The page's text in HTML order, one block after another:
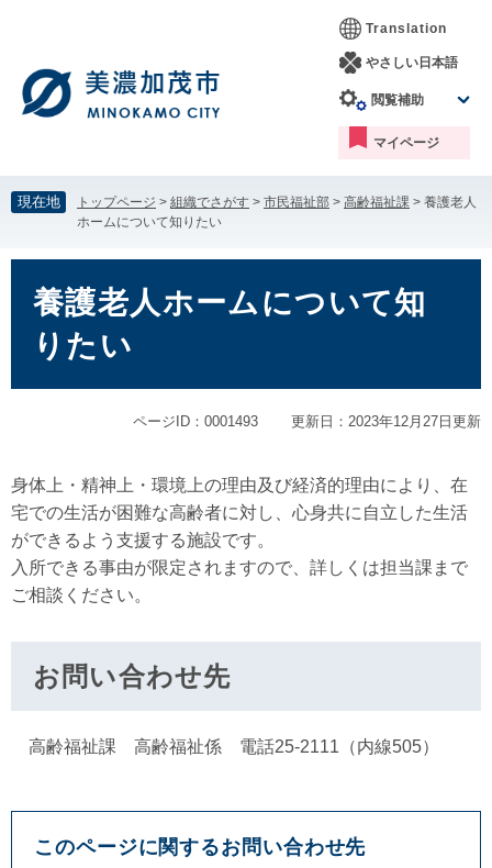
す。
し
て
本
へ
Translation
やさしい日本語
閲覧補助
マイページ
現在地 トップページ > 組織でさがす > 市民福祉部 > 高齢福祉課 > 養護老人
ホームについて知りたい
養護老人ホームについて知
りたい
ページID：0001493 更新日：2023年12月27日更新
身体上・精神上・環境上の理由及び経済的理由により、在
宅での生活が困難な高齢者に対し、心身共に自立した生活
ができるよう支援する施設です。
入所できる事由が限定されますので、詳しくは担当課まで
ご相談ください。
お問い合わせ先
高齢福祉課 高齢福祉係 電話25-2111（内線505）
このページに関するお問い合わせ先